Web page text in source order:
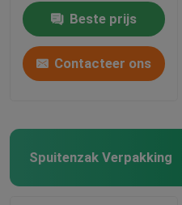
transparante voorzijde
aluminiumfolie
achterzijde Mylar
plastic zak voor suiker
Beste prijs
Contacteer ons
Spuitenzak Verpakking